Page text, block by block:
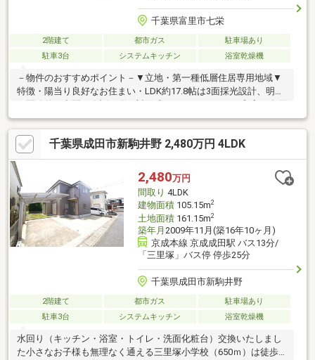
千葉県富里市七栄
2階建て 都市ガス
駐車場あり
駐車3台
システムキッチン 浴室乾燥機
－物件のおすすめポイント－▼立地・第一種低層住居専用地域▼
特徴・陽当り良好なお住まい・LDK約17.8帖は3面採光設計、明る
く開放的な空間・会話が弾む対面式キッチン・2WAYの和室は多用
途に活用可能・3カ所から出入り可能な広々とした南東向きバルコ
ニー・駐車スペース3台分有(車種による)・即お引渡し可能(残金精
算後)▼設備・浄水器・浴室換気乾燥機▼周辺環境・ナリタヤ富里
店 徒歩5分(約380m)・ローソン富里獅子穴店 徒歩4分(約310m)■
ご希望の住まい探しをお手伝いします ━━━━━・・・物件の詳
細・ご相談はお気軽にお問い合わせください。
千葉県成田市新駒井野 2,480万円 4LDK
2,480万円
間取り 4LDK
建物面積105.15m2
土地面積161.15m2
築年月 2009年11月(築16年10ヶ月)
京成本線 京成成田駅 バス13分/
「三里塚」バス停 停歩25分
千葉県成田市新駒井野
2階建て 都市ガス
駐車場あり
駐車3台
システムキッチン 浴室乾燥機
水回り（キッチン・浴室・トイレ・洗面化粧台）交換いたしまし
た小さなお子様も無理なく通える三里塚小学校（650ｍ）は徒歩9